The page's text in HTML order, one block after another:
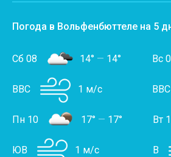
Погода в Вольфенбюттеле на 5
Сб 08 14° — 14°
ВВС 1 м/с
Вс
ВВС
Пн 10 17° — 17°
ЮВ 1 м/с
Вт
В